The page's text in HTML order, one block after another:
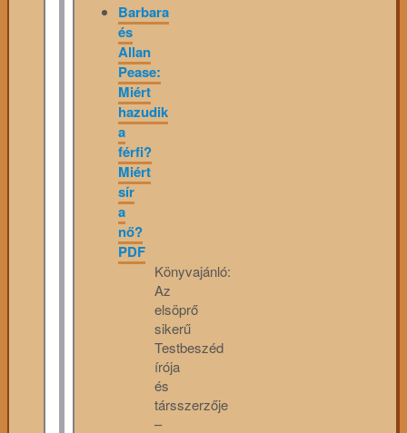
Barbara
és
Allan
Pease:
Miért
hazudik
a
férfi?
Miért
sír
a
nő?
PDF
Könyvajánló:
Az
elsöprő
sikerű
Testbeszéd
írója
és
társszerzője
–